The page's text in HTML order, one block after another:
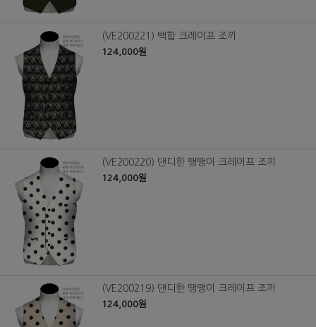
(VE200221) 백합 크레이프 조끼
124,000원
(VE200220) 댄디한 땡땡이 크레이프 조끼
124,000원
(VE200219) 댄디한 땡땡이 크레이프 조끼
124,000원